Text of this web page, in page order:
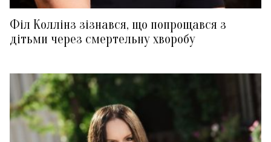
Філ Коллінз зізнався, що попрощався з
дітьми через смертельну хворобу